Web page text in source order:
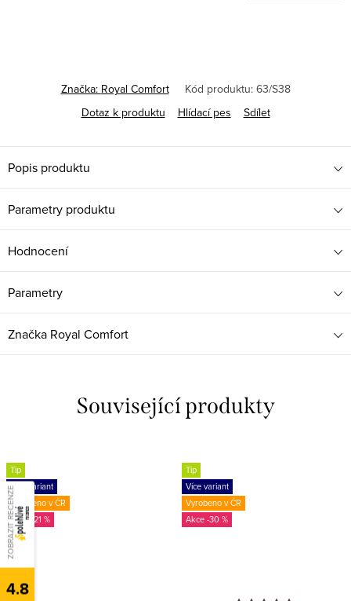
Značka: Royal Comfort Kód produktu: 63/S38
Dotaz k produktu
Hlídací pes Sdílet
Popis produktu
Parametry produktu
Hodnocení
Parametry
Značka Royal Comfort
Související produkty
Tip
Více variant
Vyrobeno v ČR
-21 %
Tip
Více variant
Vyrobeno v ČR
-30 %
ZOBRAZIT RECENZE
4.8